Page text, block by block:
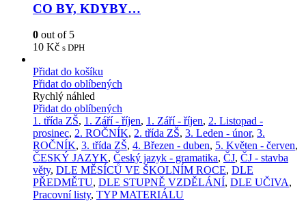
CO BY, KDYBY…
0 out of 5
10 Kč s DPH
Přidat do košíku
Přidat do oblíbených
Rychlý náhled
Přidat do oblíbených
1. třída ZŠ, 1. Září - říjen, 1. Září - říjen, 2. Listopad -
prosinec, 2. ROČNÍK, 2. třída ZŠ, 3. Leden - únor, 3.
ROČNÍK, 3. třída ZŠ, 4. Březen - duben, 5. Květen - červen,
ČESKÝ JAZYK, Český jazyk - gramatika, ČJ, ČJ - stavba
věty, DLE MĚSÍCŮ VE ŠKOLNÍM ROCE, DLE
PŘEDMĚTU, DLE STUPNĚ VZDĚLÁNÍ, DLE UČIVA,
Pracovní listy, TYP MATERIÁLU